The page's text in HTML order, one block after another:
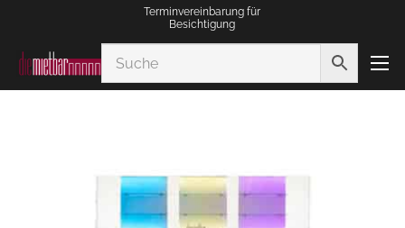
Terminvereinbarung für
Besichtigung